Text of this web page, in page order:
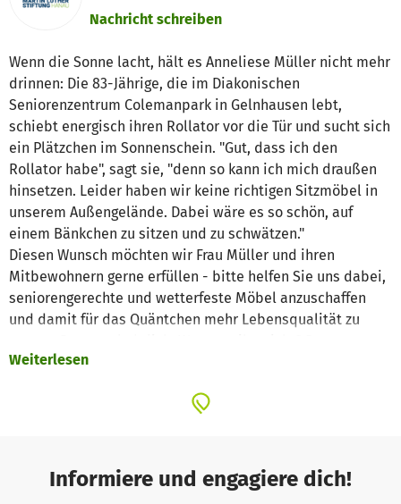
Nachricht schreiben
Wenn die Sonne lacht, hält es Anneliese Müller nicht mehr
drinnen: Die 83-Jährige, die im Diakonischen
Seniorenzentrum Colemanpark in Gelnhausen lebt,
schiebt energisch ihren Rollator vor die Tür und sucht sich
ein Plätzchen im Sonnenschein. "Gut, dass ich den
Rollator habe", sagt sie, "denn so kann ich mich draußen
hinsetzen. Leider haben wir keine richtigen Sitzmöbel in
unserem Außengelände. Dabei wäre es so schön, auf
einem Bänkchen zu sitzen und zu schwätzen."
Diesen Wunsch möchten wir Frau Müller und ihren
Mitbewohnern gerne erfüllen - bitte helfen Sie uns dabei,
seniorengerechte und wetterfeste Möbel anzuschaffen
und damit für das Quäntchen mehr Lebensqualität zu
berühmten "Platz an der Sonne".
Weiterlesen
Informiere und engagiere dich!